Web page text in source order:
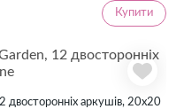
Купити
двосторонніх аркушів, 20х20